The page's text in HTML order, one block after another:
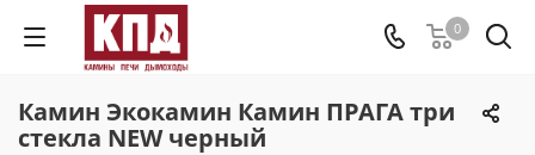
0
Камин Экокамин Камин ПРАГА три
стекла NEW черный